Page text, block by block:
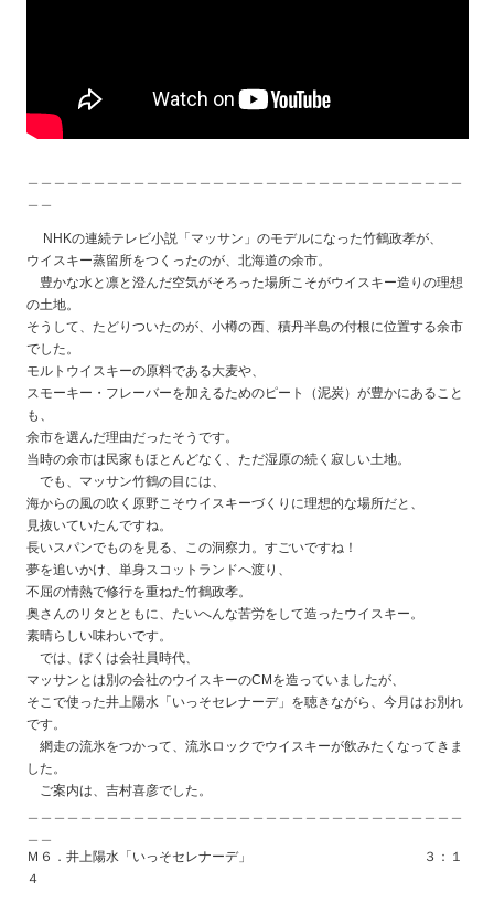
NHKの連続テレビ小説「マッサン」のモデルになった竹鶴政孝が、
ウイスキー蒸留所をつくったのが、北海道の余市。
豊かな水と凛と澄んだ空気がそろった場所こそがウイスキー造りの理想
の土地。
そうして、たどりついたのが、小樽の西、積丹半島の付根に位置する余市
でした。
モルトウイスキーの原料である大麦や、
スモーキー・フレーバーを加えるためのピート（泥炭）が豊かにあること
も、
余市を選んだ理由だったそうです。
当時の余市は民家もほとんどなく、ただ湿原の続く寂しい土地。
でも、マッサン竹鶴の目には、
海からの風の吹く原野こそウイスキーづくりに理想的な場所だと、
見抜いていたんですね。
長いスパンでものを見る、この洞察力。すごいですね！
夢を追いかけ、単身スコットランドへ渡り、
不屈の情熱で修行を重ねた竹鶴政孝。
奥さんのリタとともに、たいへんな苦労をして造ったウイスキー。
素晴らしい味わいです。
では、ぼくは会社員時代、
マッサンとは別の会社のウイスキーのCMを造っていましたが、
そこで使った井上陽水「いっそセレナーデ」を聴きながら、今月はお別れ
です。
網走の流氷をつかって、流氷ロックでウイスキーが飲みたくなってきま
した。
ご案内は、吉村喜彦でした。
Ｍ６．井上陽水「いっそセレナーデ」 ３：１
４